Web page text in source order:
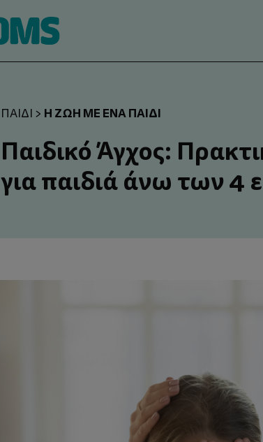
ΠΑΙΔΊ > Η ΖΩΉ ΜΕ ΈΝΑ ΠΑΙΔΊ
Παιδικό Άγχος:
για παιδιά άνω των 4